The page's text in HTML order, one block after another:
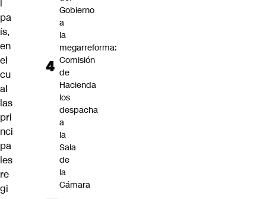
l
pa
ís,
en
el
cu
al
las
pri
nci
pa
les
re
gi
Gobierno
a
la
megarreforma:
Comisión
de
Hacienda
los
despacha
a
la
Sala
de
la
Cámara